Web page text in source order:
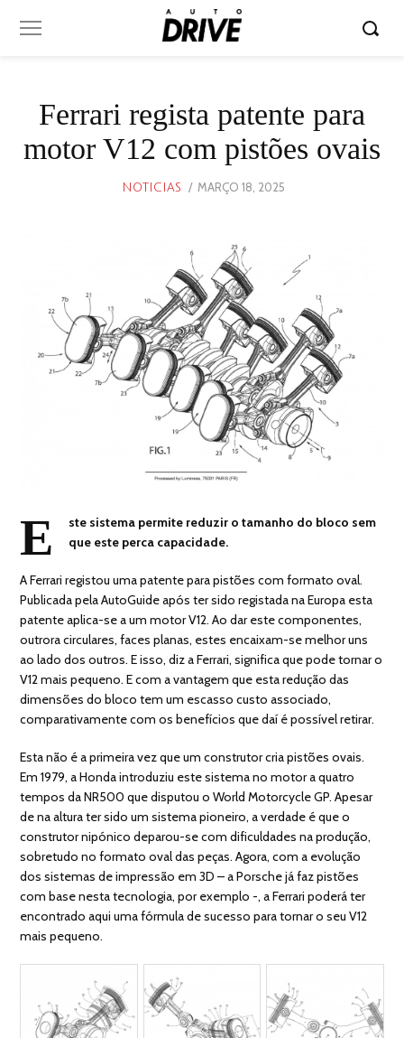
Ferrari regista patente para
motor V12 com pistões ovais
NOTICIAS
POSTED
MARÇO 18, 2025
E
ste sistema permite reduzir o tamanho do bloco sem
que este perca capacidade.
A Ferrari registou uma patente para pistões com formato oval.
Publicada pela AutoGuide após ter sido registada na Europa esta
patente aplica-se a um motor V12. Ao dar este componentes,
outrora circulares, faces planas, estes encaixam-se melhor uns
ao lado dos outros. E isso, diz a Ferrari, significa que pode tornar o
V12 mais pequeno. E com a vantagem que esta redução das
dimensões do bloco tem um escasso custo associado,
comparativamente com os benefícios que daí é possível retirar.
Esta não é a primeira vez que um construtor cria pistões ovais.
Em 1979, a Honda introduziu este sistema no motor a quatro
tempos da NR500 que disputou o World Motorcycle GP. Apesar
de na altura ter sido um sistema pioneiro, a verdade é que o
construtor nipónico deparou-se com dificuldades na produção,
sobretudo no formato oval das peças. Agora, com a evolução
dos sistemas de impressão em 3D – a Porsche já faz pistões
com base nesta tecnologia, por exemplo -, a Ferrari poderá ter
encontrado aqui uma fórmula de sucesso para tornar o seu V12
mais pequeno.